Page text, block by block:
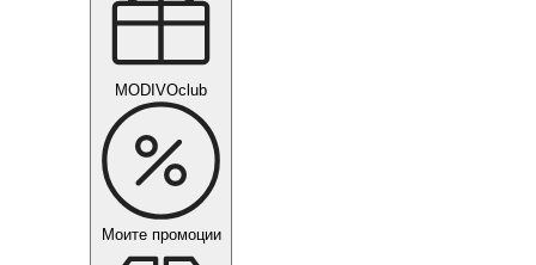
MODIVOclub
Моите промоции